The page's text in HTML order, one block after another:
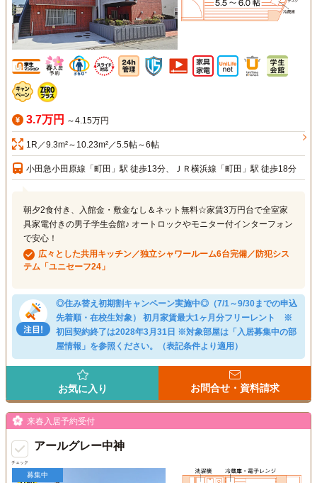
3.7万円 ～4.15万円
1R／9.3m²～10.23m²／5.5帖～6帖
小田急小田原線「町田」駅 徒歩13分、ＪＲ横浜線「町田」駅 徒歩18分
朝夕2食付き、入館金・敷金なし＆ネット無料☆家賃3万円台で全室家
具家電付きの男子学生会館♪ オートロックやモニター付インターフォン
で安心！
広々とした共用キッチン／独立シャワールーム6台完備／防犯シス
テム「ユニセーフ24」
◎住み替え初期割キャンペーン実施中◎（7/1～9/30までの申込
先着順・在校生対象） 初月家賃最大1ヶ月分フリーレント ※
初回契約終了は2028年3月31日 ※対象部屋は「入居募集中の部
屋情報」を参照ください。（表記条件より適用）
お気に入り お問合せ・資料請求
チェック
来春入居予約受付
アールグレー中神
募集中